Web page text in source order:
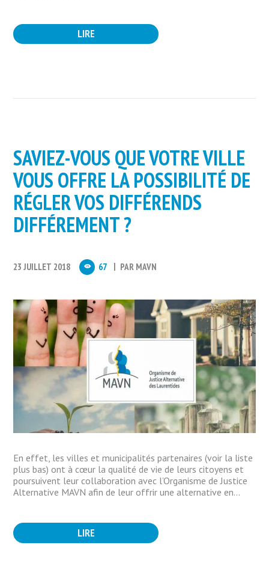
LIRE
SAVIEZ-VOUS QUE VOTRE VILLE
VOUS OFFRE LA POSSIBILITÉ DE
RÉGLER VOS DIFFÉRENDS
DIFFÉREMENT ?
23 JUILLET 2018 67 PAR MAVN
En effet, les villes et municipalités partenaires (voir la liste
plus bas) ont à cœur la qualité de vie de leurs citoyens et
poursuivent leur collaboration avec l’Organisme de Justice
Alternative MAVN afin de leur offrir une alternative en...
LIRE